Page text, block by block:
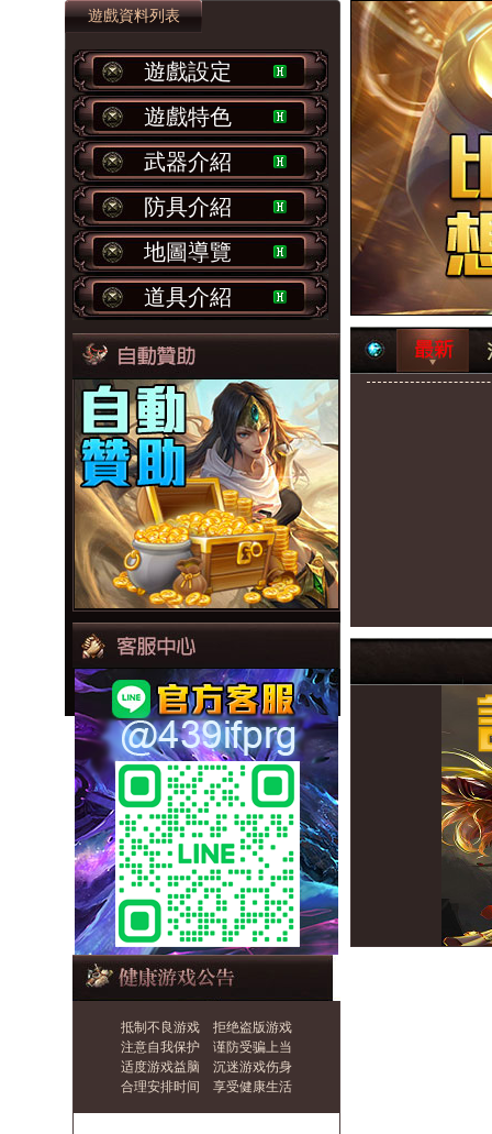
遊戲資料列表
遊戲設定
遊戲特色
武器介紹
防具介紹
地圖導覽
道具介紹
抵制不良游戏 拒绝盗版游戏
注意自我保护 谨防受骗上当
适度游戏益脑 沉迷游戏伤身
合理安排时间 享受健康生活